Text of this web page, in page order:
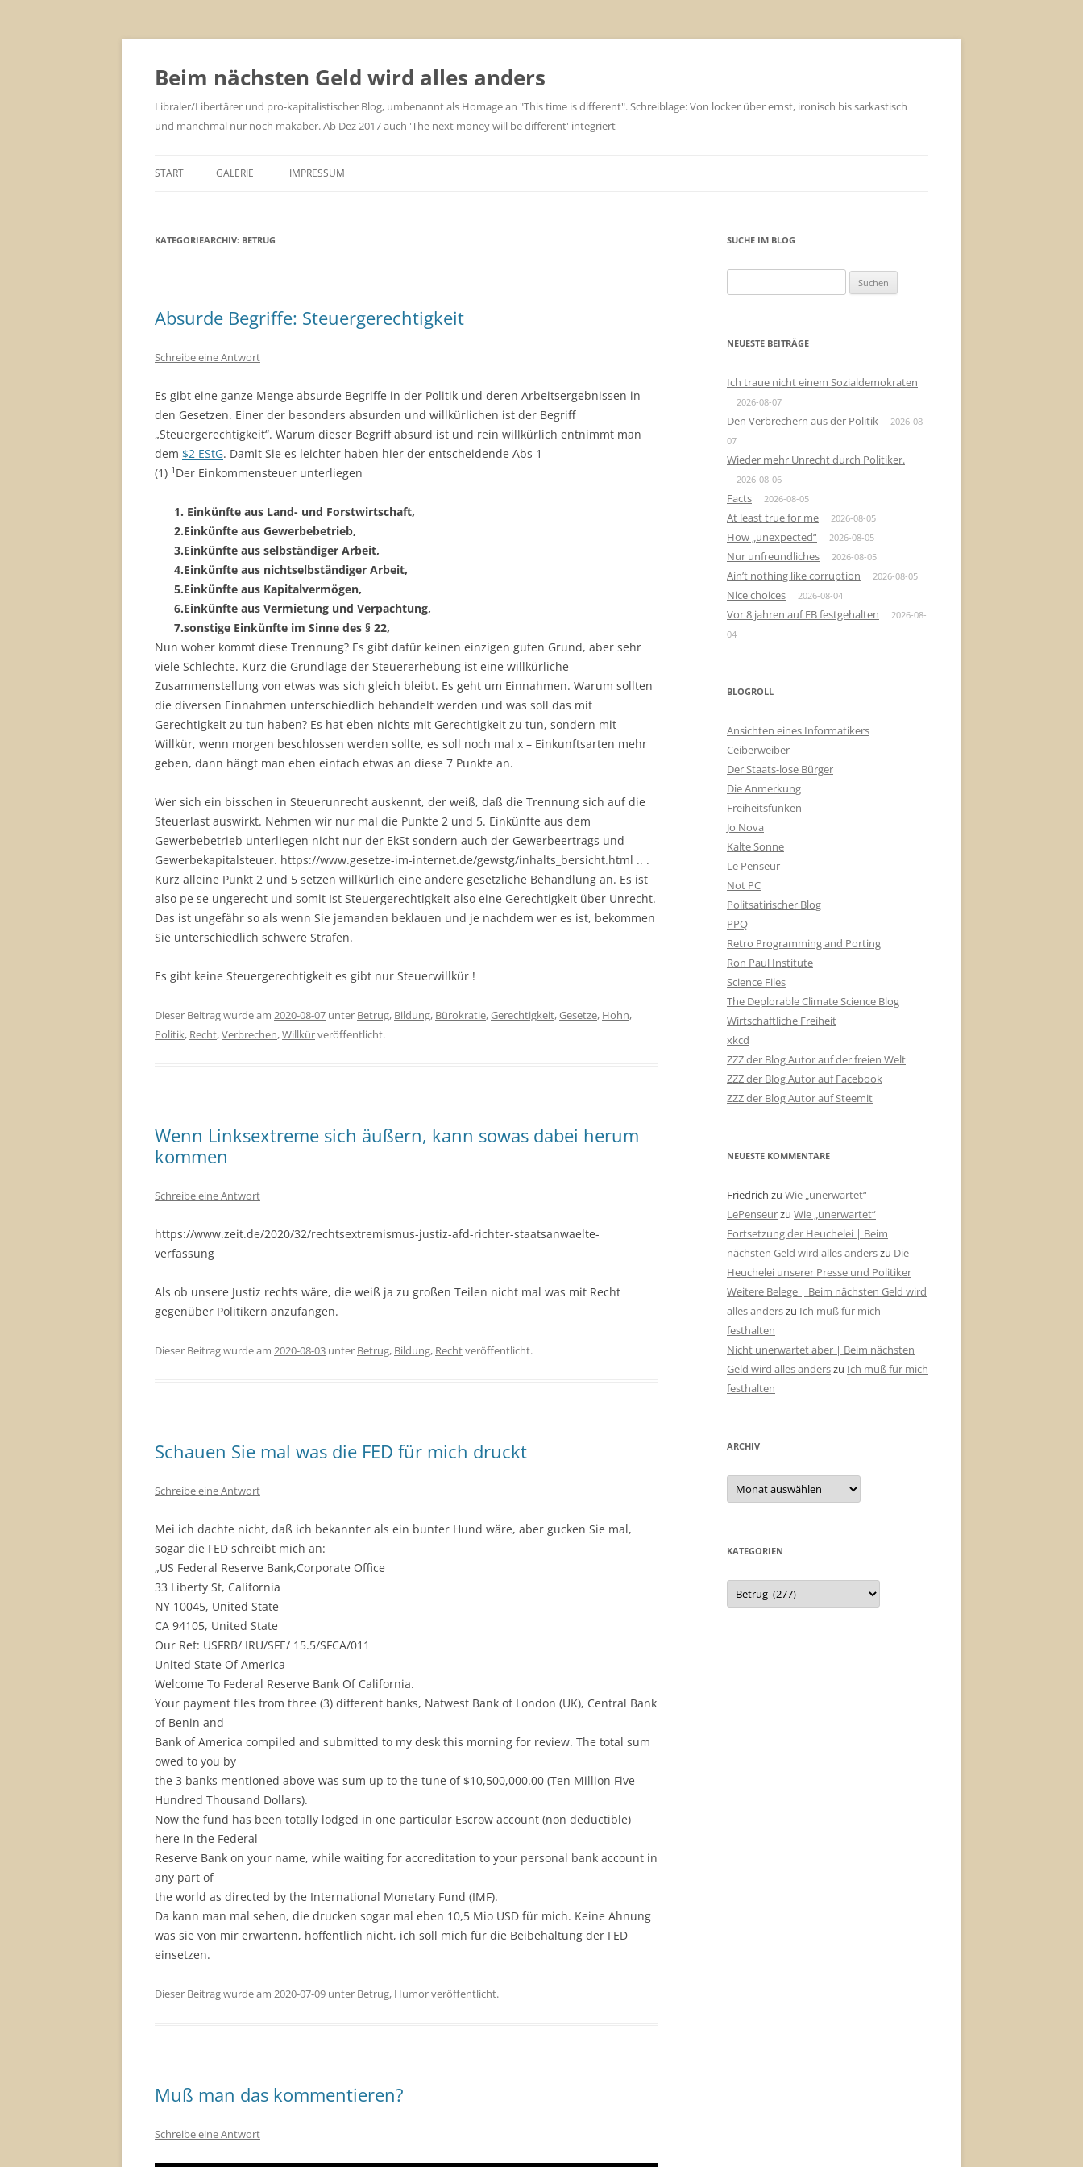
Zum
springen
Beim nächsten Geld wird alles anders
Libraler/Libertärer und pro-kapitalistischer Blog, umbenannt als Homage an "This time is different". Schreiblage: Von locker über ernst, ironisch bis sarkastisch
und manchmal nur noch makaber. Ab Dez 2017 auch 'The next money will be different' integriert
START GALERIE IMPRESSUM
KATEGORIEARCHIV: BETRUG
Absurde Begriffe: Steuergerechtigkeit
Schreibe eine Antwort
Es gibt eine ganze Menge absurde Begriffe in der Politik und deren Arbeitsergebnissen in
den Gesetzen. Einer der besonders absurden und willkürlichen ist der Begriff
„Steuergerechtigkeit“. Warum dieser Begriff absurd ist und rein willkürlich entnimmt man
dem $2 EStG. Damit Sie es leichter haben hier der entscheidende Abs 1
(1) 1 Der Einkommensteuer unterliegen
1. Einkünfte aus Land- und Forstwirtschaft,
2.Einkünfte aus Gewerbebetrieb,
3.Einkünfte aus selbständiger Arbeit,
4.Einkünfte aus nichtselbständiger Arbeit,
5.Einkünfte aus Kapitalvermögen,
6.Einkünfte aus Vermietung und Verpachtung,
7.sonstige Einkünfte im Sinne des § 22,
Nun woher kommt diese Trennung? Es gibt dafür keinen einzigen guten Grund, aber sehr
viele Schlechte. Kurz die Grundlage der Steuererhebung ist eine willkürliche
Zusammenstellung von etwas was sich gleich bleibt. Es geht um Einnahmen. Warum sollten
die diversen Einnahmen unterschiedlich behandelt werden und was soll das mit
Gerechtigkeit zu tun haben? Es hat eben nichts mit Gerechtigkeit zu tun, sondern mit
Willkür, wenn morgen beschlossen werden sollte, es soll noch mal x – Einkunftsarten mehr
geben, dann hängt man eben einfach etwas an diese 7 Punkte an.
Wer sich ein bisschen in Steuerunrecht auskennt, der weiß, daß die Trennung sich auf die
Steuerlast auswirkt. Nehmen wir nur mal die Punkte 2 und 5. Einkünfte aus dem
Gewerbebetrieb unterliegen nicht nur der EkSt sondern auch der Gewerbeertrags und
Gewerbekapitalsteuer. https://www.gesetze-im-internet.de/gewstg/inhalts_bersicht.html .. .
Kurz alleine Punkt 2 und 5 setzen willkürlich eine andere gesetzliche Behandlung an. Es ist
also pe se ungerecht und somit Ist Steuergerechtigkeit also eine Gerechtigkeit über Unrecht.
Das ist ungefähr so als wenn Sie jemanden beklauen und je nachdem wer es ist, bekommen
Sie unterschiedlich schwere Strafen.
Es gibt keine Steuergerechtigkeit es gibt nur Steuerwillkür !
Dieser Beitrag wurde am 2020-08-07 unter Betrug, Bildung, Bürokratie,Gerechtigkeit,Gesetze, Hohn,
Politik, Recht,Verbrechen,Willkürveröffentlicht.
Wenn Linksextreme sich äußern, kann sowas dabei herum
kommen
Schreibe eine Antwort
https://www.zeit.de/2020/32/rechtsextremismus-justiz-afd-richter-staatsanwaelte-
verfassung
Als ob unsere Justiz rechts wäre, die weiß ja zu großen Teilen nicht mal was mit Recht
gegenüber Politikern anzufangen.
Dieser Beitrag wurde am 2020-08-03 unter Betrug, Bildung, Rechtveröffentlicht.
Schauen Sie mal was die FED für mich druckt
Schreibe eine Antwort
Mei ich dachte nicht, daß ich bekannter als ein bunter Hund wäre, aber gucken Sie mal,
sogar die FED schreibt mich an:
„US Federal Reserve Bank,Corporate Office
33 Liberty St, California
NY 10045, United State
CA 94105, United State
Our Ref: USFRB/ IRU/SFE/ 15.5/SFCA/011
United State Of America
Welcome To Federal Reserve Bank Of California.
Your payment files from three (3) different banks, Natwest Bank of London (UK), Central Bank
of Benin and
Bank of America compiled and submitted to my desk this morning for review. The total sum
owed to you by
the 3 banks mentioned above was sum up to the tune of $10,500,000.00 (Ten Million Five
Hundred Thousand Dollars).
Now the fund has been totally lodged in one particular Escrow account (non deductible)
here in the Federal
Reserve Bank on your name, while waiting for accreditation to your personal bank account in
any part of
the world as directed by the International Monetary Fund (IMF).
Da kann man mal sehen, die drucken sogar mal eben 10,5 Mio USD für mich. Keine Ahnung
was sie von mir erwartenn, hoffentlich nicht, ich soll mich für die Beibehaltung der FED
einsetzen.
Dieser Beitrag wurde am 2020-07-09 unter Betrug, Humorveröffentlicht.
Muß man das kommentieren?
Schreibe eine Antwort
SUCHE IM BLOG
nach:
NEUESTE BEITRÄGE
Ich traue nicht einem Sozialdemokraten
2026-08-07
Den Verbrechern aus der Politik
2026-08-
07
Wieder mehr Unrecht durch Politiker.
2026-08-06
Facts 2026-08-05
At least true for me 2026-08-05
How „unexpected“ 2026-08-05
Nur unfreundliches 2026-08-05
Ain’t nothing like corruption 2026-08-05
Nice choices 2026-08-04
Vor 8 jahren auf FB festgehalten
2026-08-
04
BLOGROLL
Ansichten eines Informatikers
Ceiberweiber
Der Staats-lose Bürger
Die Anmerkung
Freiheitsfunken
Jo Nova
Kalte Sonne
Le Penseur
Not PC
Politsatirischer Blog
PPQ
Retro Programming and Porting
Ron Paul Institute
Science Files
The Deplorable Climate Science Blog
Wirtschaftliche Freiheit
xkcd
ZZZ der Blog Autor auf der freien Welt
ZZZ der Blog Autor auf Facebook
ZZZ der Blog Autor auf Steemit
NEUESTE KOMMENTARE
Friedrich zu Wie „unerwartet“
LePenseurzu Wie „unerwartet“
Fortsetzung der Heuchelei | Beim
nächsten Geld wird alles anderszu Die
Heuchelei unserer Presse und Politiker
Weitere Belege | Beim nächsten Geld wird
alles anderszu Ich muß für mich
festhalten
Nicht unerwartet aber | Beim nächsten
Geld wird alles anderszu Ich muß für mich
festhalten
ARCHIV
Archiv
KATEGORIEN
Kategorien